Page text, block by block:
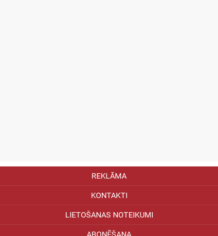
REKLĀMA
KONTAKTI
LIETOŠANAS NOTEIKUMI